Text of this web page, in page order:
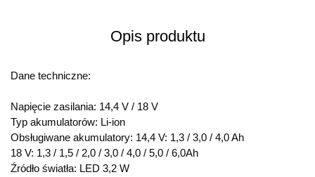
Opis produktu
Dane techniczne:
Napięcie zasilania: 14,4 V / 18 V
Typ akumulatorów: Li-ion
Obsługiwane akumulatory: 14,4 V: 1,3 / 3,0 / 4,0 Ah
18 V: 1,3 / 1,5 / 2,0 / 3,0 / 4,0 / 5,0 / 6,0Ah
Źródło światła: LED 3,2 W